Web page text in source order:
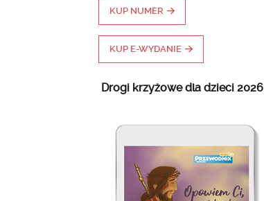
KUP NUMER
KUP E-WYDANIE
Drogi krzyżowe dla dzieci 2026